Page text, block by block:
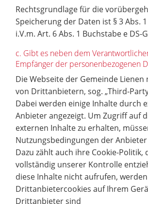
Rechtsgrundlage für die
Speicherung der Daten ist § 3 Abs. 1
i.V.m. Art. 6 Abs. 1 Buchstabe e DS-
c. Gibt es neben dem
Empfänger der personenbezogenen
Die Webseite der Gemeinde Lienen
von Drittanbietern, sog. „Third-
Dabei werden einige Inhalte durch
Anbieter angezeigt. Um Zugriff auf
externen Inhalte zu erhalten,
Nutzungsbedingungen der
Dazu zählt auch ihre Cookie-Politik,
vollständig unserer Kontrolle
diese Inhalte nicht aufrufen,
Drittanbietercookies auf Ihrem
Drittanbieter sind